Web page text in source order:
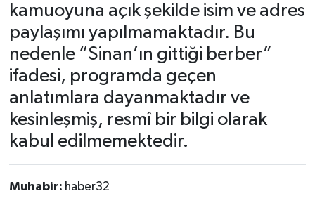
kamuoyuna açık şekilde isim ve adres
paylaşımı yapılmamaktadır. Bu
nedenle “Sinan’ın gittiği berber”
ifadesi, programda geçen
anlatımlara dayanmaktadır ve
kesinleşmiş, resmî bir bilgi olarak
kabul edilmemektedir.
Muhabir: haber32
İletişim
Künye